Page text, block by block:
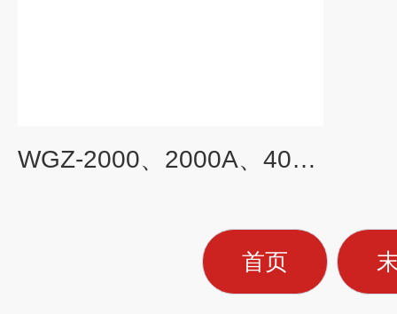
WGZ-2000、2000A、4000、4000A精密型浊度仪（研究级浊度分析）
首页